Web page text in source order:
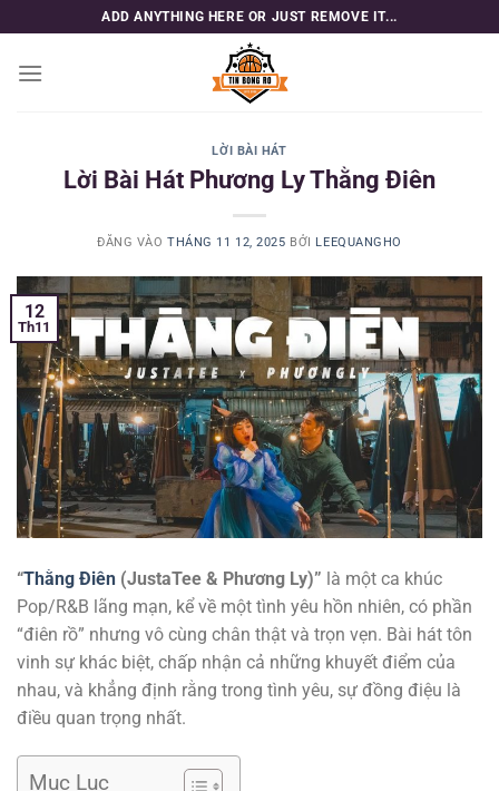
qua
nội
ADD ANYTHING HERE OR JUST REMOVE IT...
LỜI BÀI HÁT
Lời Bài Hát Phương Ly Thằng Điên
ĐĂNG VÀOTHÁNG 11 12, 2025 BỞI LEEQUANGHO
12
Th11
“Thằng Điên (JustaTee & Phương Ly)” là một ca khúc
Pop/R&B lãng mạn, kể về một tình yêu hồn nhiên, có phần
“điên rồ” nhưng vô cùng chân thật và trọn vẹn. Bài hát tôn
vinh sự khác biệt, chấp nhận cả những khuyết điểm của
nhau, và khẳng định rằng trong tình yêu, sự đồng điệu là
điều quan trọng nhất.
Mục Lục